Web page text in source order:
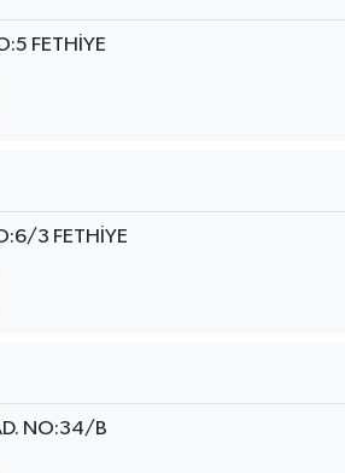
FETHİYE
3 FETHİYE
NO:34/B